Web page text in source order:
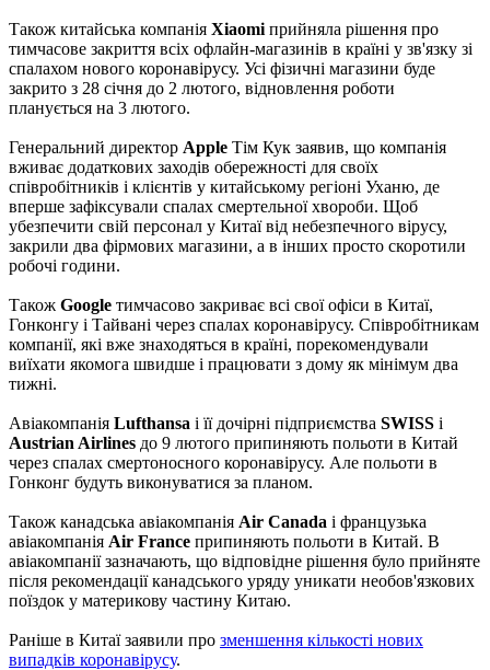
Також китайська компанія Xiaomi прийняла рішення про
тимчасове закриття всіх офлайн-магазинів в країні у зв'язку зі
спалахом нового коронавірусу. Усі фізичні магазини буде
закрито з 28 січня до 2 лютого, відновлення роботи
планується на 3 лютого.
Генеральний директор Apple Тім Кук заявив, що компанія
вживає додаткових заходів обережності для своїх
співробітників і клієнтів у китайському регіоні Уханю, де
вперше зафіксували спалах смертельної хвороби. Щоб
убезпечити свій персонал у Китаї від небезпечного вірусу,
закрили два фірмових магазини, а в інших просто скоротили
робочі години.
Також Google тимчасово закриває всі свої офіси в Китаї,
Гонконгу і Тайвані через спалах коронавірусу. Співробітникам
компанії, які вже знаходяться в країні, порекомендували
виїхати якомога швидше і працювати з дому як мінімум два
тижні.
Авіакомпанія Lufthansa і її дочірні підприємства SWISS і
Austrian Airlines до 9 лютого припиняють польоти в Китай
через спалах смертоносного коронавірусу. Але польоти в
Гонконг будуть виконуватися за планом.
Також канадська авіакомпанія Air Canada і французька
авіакомпанія Air France припиняють польоти в Китай. В
авіакомпанії зазначають, що відповідне рішення було прийняте
після рекомендації канадського уряду уникати необов'язкових
поїздок у материкову частину Китаю.
Раніше в Китаї заявили про зменшення кількості нових
випадків коронавірусу.